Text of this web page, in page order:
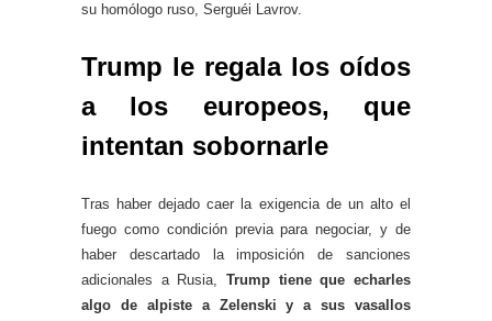
su homólogo ruso, Serguéi Lavrov.
Trump le regala los oídos
a los europeos, que
intentan sobornarle
Tras haber dejado caer la exigencia de un alto el
fuego como condición previa para negociar, y de
haber descartado la imposición de sanciones
adicionales a Rusia, Trump tiene que echarles
algo de alpiste a Zelenski y a sus vasallos